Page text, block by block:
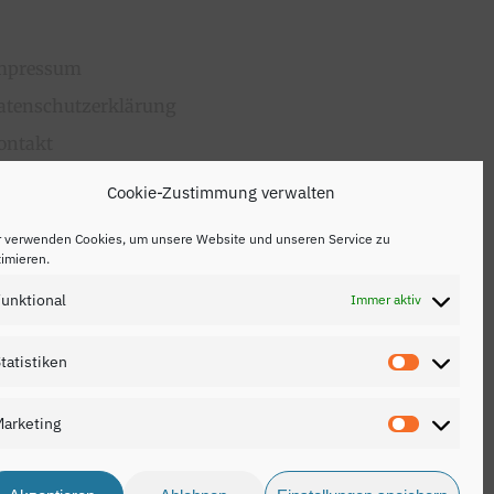
Cookie-Zustimmung verwalten
verwenden Cookies, um unsere Website und unseren Service zu
Immer aktiv